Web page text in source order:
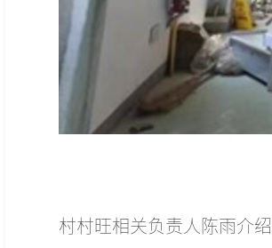
村村旺相关负责人陈雨介